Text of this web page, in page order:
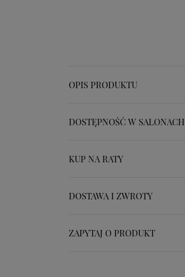
OPIS PRODUKTU
DOSTĘPNOŚĆ W SALONACH
KUP NA RATY
DOSTAWA I ZWROTY
ZAPYTAJ O PRODUKT